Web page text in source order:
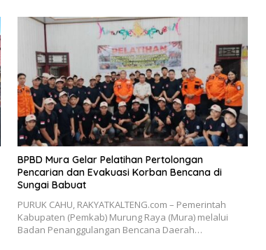
BPBD Mura Gelar Pelatihan Pertolongan
Pencarian dan Evakuasi Korban Bencana di
Sungai Babuat
PURUK CAHU, RAKYATKALTENG.com – Pemerintah
Kabupaten (Pemkab) Murung Raya (Mura) melalui
Badan Penanggulangan Bencana Daerah…